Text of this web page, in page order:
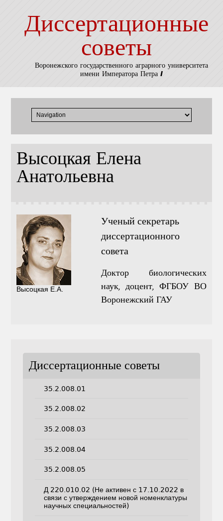
Диссертационные
советы
Воронежского государственного аграрного университета
имени Императора Петра I
Высоцкая Елена
Анатольевна
Высоцкая Е.А.
Ученый секретарь
диссертационного
совета
Доктор биологических
наук, доцент, ФГБОУ ВО
Воронежский ГАУ
Диссертационные советы
35.2.008.01
35.2.008.02
35.2.008.03
35.2.008.04
35.2.008.05
Д 220.010.02 (Не активен с 17.10.2022 в
связи с утверждением новой номенклатуры
научных специальностей)